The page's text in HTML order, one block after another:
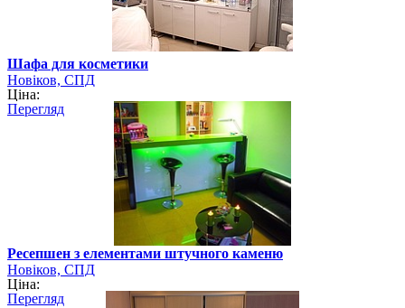
Шафа для косметики
Новіков, СПД
Ціна:
Перегляд
Ресепшен з елементами штучного каменю
Новіков, СПД
Ціна:
Перегляд